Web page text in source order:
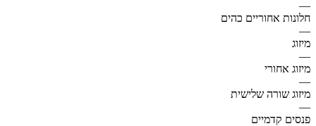
—
חלונות אחוריים כהים
—
מיזוג
—
מיזוג אחורי
—
מיזוג שורה שלישית
—
פנסים קדמיים